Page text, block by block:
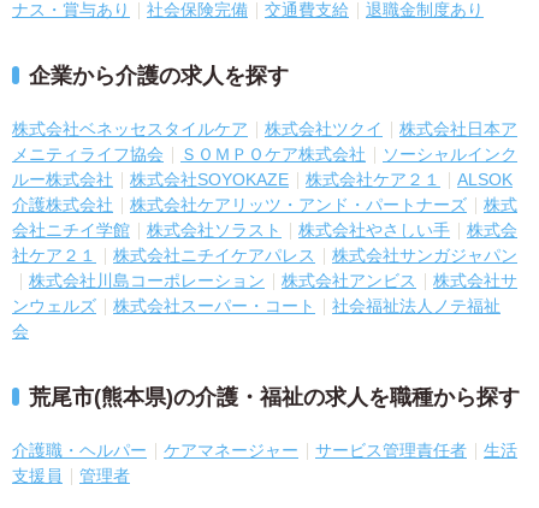
ナス・賞与あり
社会保険完備 交通費支給 退職金制度あり
企業から介護の求人を探す
株式会社ベネッセスタイルケア 株式会社ツクイ
株式会社日本ア
メニティライフ協会
ＳＯＭＰＯケア株式会社
ソーシャルインク
ルー株式会社
株式会社SOYOKAZE 株式会社ケア２１
ALSOK
介護株式会社
株式会社ケアリッツ・アンド・パートナーズ
株式
会社ニチイ学館
株式会社ソラスト 株式会社やさしい手
株式会
社ケア２１
株式会社ニチイケアパレス
株式会社サンガジャパン
株式会社川島コーポレーション
株式会社アンビス
株式会社サ
ンウェルズ
株式会社スーパー・コート
社会福祉法人ノテ福祉
会
荒尾市(熊本県)の介護・福祉の求人を職種から探す
介護職・ヘルパー ケアマネージャー サービス管理責任者
生活
支援員
管理者